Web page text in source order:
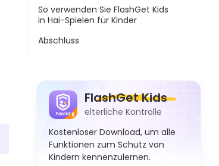
So verwenden Sie FlashGet Kids
in Hai-Spielen für Kinder
Abschluss
FlashGet Kids
elterliche Kontrolle
Kostenloser Download, um alle
Funktionen zum Schutz von
Kindern kennenzulernen.